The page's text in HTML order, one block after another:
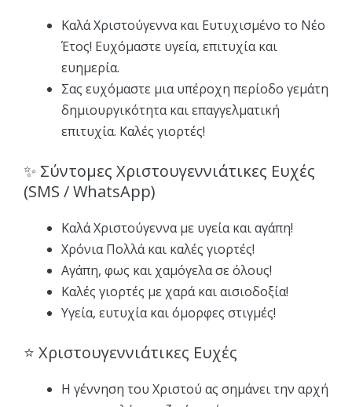
Καλά Χριστούγεννα και Ευτυχισμένο το Νέο
Έτος! Ευχόμαστε υγεία, επιτυχία και
ευημερία.
Σας ευχόμαστε μια υπέροχη περίοδο γεμάτη
δημιουργικότητα και επαγγελματική
επιτυχία. Καλές γιορτές!
✨ Σύντομες Χριστουγεννιάτικες Ευχές
(SMS / WhatsApp)
Καλά Χριστούγεννα με υγεία και αγάπη!
Χρόνια Πολλά και καλές γιορτές!
Αγάπη, φως και χαμόγελα σε όλους!
Καλές γιορτές με χαρά και αισιοδοξία!
Υγεία, ευτυχία και όμορφες στιγμές!
⭐ Χριστουγεννιάτικες Ευχές
Η γέννηση του Χριστού ας σημάνει την αρχή